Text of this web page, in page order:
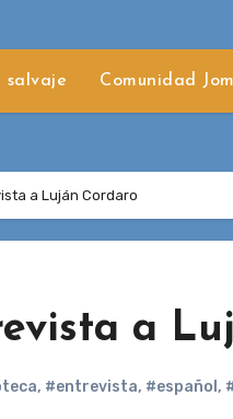
salvaje Comunidad
a Luján Cordaro
a
, #entrevista, #español ,